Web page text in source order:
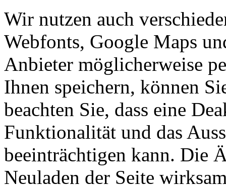
Wir nutzen auch
Webfonts, Google Maps
Anbieter möglicherweise
Ihnen speichern, können
beachten Sie, dass eine
Funktionalität und das
beeinträchtigen kann. Die
Neuladen der Seite